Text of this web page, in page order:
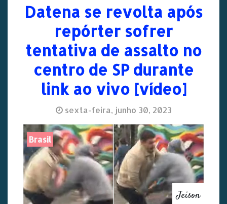
Datena se revolta após
repórter sofrer
tentativa de assalto no
centro de SP durante
link ao vivo [vídeo]
sexta-feira, junho 30, 2023
Brasil
Jeison